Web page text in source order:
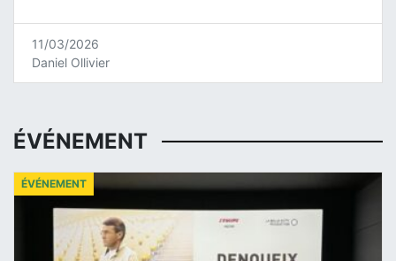
11/03/2026
Daniel Ollivier
ÉVÉNEMENT
ÉVÉNEMENT